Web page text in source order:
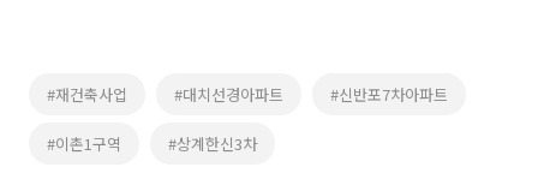
#재건축사업 #대치선경아파트 #신반포7차아파트
#이촌1구역 #상계한신3차